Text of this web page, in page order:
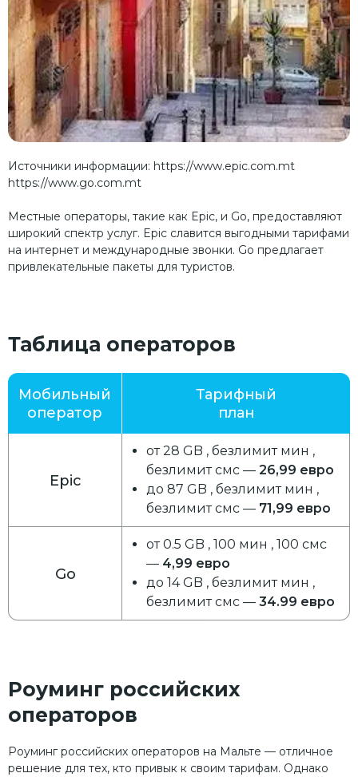
Источники информации: https://www.epic.com.mt
https://www.go.com.mt
Местные операторы, такие как Epic, и Go, предоставляют
широкий спектр услуг. Epic славится выгодными тарифами
на интернет и международные звонки. Go предлагает
привлекательные пакеты для туристов.
Таблица операторов
Мобильный
оператор
Тарифный
план
Epic
от 28 GB , безлимит мин ,
безлимит смс —26,99 евро
до 87 GB , безлимит мин ,
безлимит смс — 71,99 евро
Go
от 0.5 GB , 100 мин , 100 смс
— 4,99 евро
до 14 GB , безлимит мин ,
безлимит смс —34.99 евро
Роуминг российских
операторов
Роуминг российских операторов на Мальте — отличное
решение для тех, кто привык к своим тарифам. Однако